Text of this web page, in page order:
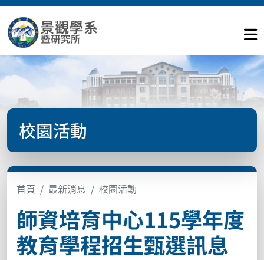
校園活動
首頁 最新消息 校園活動
師資培育中心115學年度
教育學程招生甄選訊息